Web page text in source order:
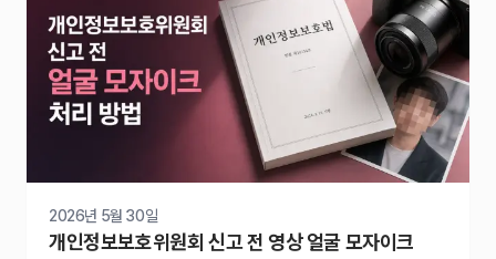
2026년 5월 30일
개인정보보호위원회 신고 전 영상 얼굴 모자이크